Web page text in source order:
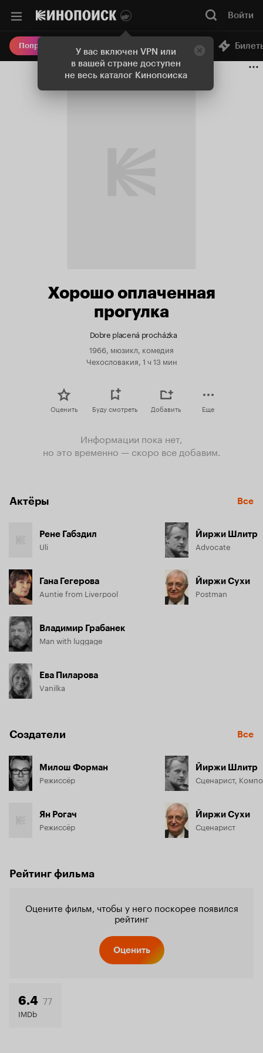
У вас включен VPN или
в вашей стране доступен
не весь каталог Кинопоиска
Войти
Попробовать Плюс Онлайн-кинотеатр
Хорошо оплаченная
прогулка
Dobre placená procházka
1966, мюзикл, комедия
Чехословакия, 1 ч 13 мин
Оценить Буду смотреть Добавить Еще
Информации пока нет,
но это временно — скоро все добавим.
Актёры Все
Рене Габздил
Uli
Гана Гегерова
Auntie from Liverpool
Владимир Грабанек
Man with luggage
Ева Пиларова
Vanilka
Йиржи Шлитр
Advocate
Йиржи Сухи
Postman
Создатели Все
Милош Форман
Режиссёр
Ян Рогач
Режиссёр
Йиржи Шлитр
Сценарист,
Йиржи Сухи
Сценарист
Рейтинг фильма
Оцените фильм, чтобы у него поскорее появился
рейтинг
Оценить
6.4 77
IMDb